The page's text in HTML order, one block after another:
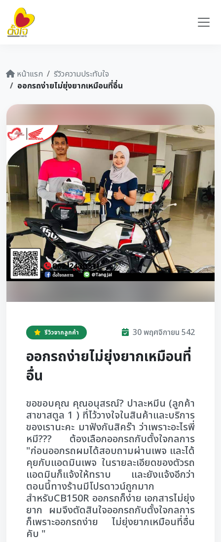
หน้าแรก
รีวิวความประทับใจ
ออกรถง่ายไม่ยุ่งยากเหมือนที่อื่น
รีวิวจากลูกค้า 30 พฤศจิกายน 542
ออกรถง่ายไม่ยุ่งยากเหมือนที่
อื่น
ขอขอบคุณ คุณอนุสรณ์? ปาละหมีน (ลูกค้า
สาขาสตูล 1 ) ที่ไว้วางใจในสินค้าและบริการ
ของเรานะคะ มาฟังกันสิคร๊า ว่าเพราะอะไรพี่
หมี??? ต้องเลือกออกรถกับตั้งใจกลการ
"ก่อนออกรถผมได้สอบถามผ่านเพจ และได้
คุยกับแอดมินเพจ ในรายละเอียดของตัวรถ
แอดมินก็แจ้งให้ทราบ และยังแจ้งอีกว่า
ตอนนี้ทางร้านมีโปรดาวน์ถูกมาก
สำหรับCB150R ออกรถก็ง่าย เอกสารไม่ยุ่ง
ยาก ผมจึงตัดสินใจออกรถกับตั้งใจกลการ
ก็เพราะออกรถง่าย ไม่ยุ่งยากเหมือนที่อื่น
คับ "